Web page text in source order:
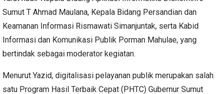
Sumut T Ahmad Maulana, Kepala Bidang Persandian dan
Keamanan Informasi Rismawati Simanjuntak, serta Kabid
Informasi dan Komunikasi Publik Porman Mahulae, yang
bertindak sebagai moderator kegiatan.
Menurut Yazid, digitalisasi pelayanan publik merupakan salah
satu Program Hasil Terbaik Cepat (PHTC) Gubernur Sumut